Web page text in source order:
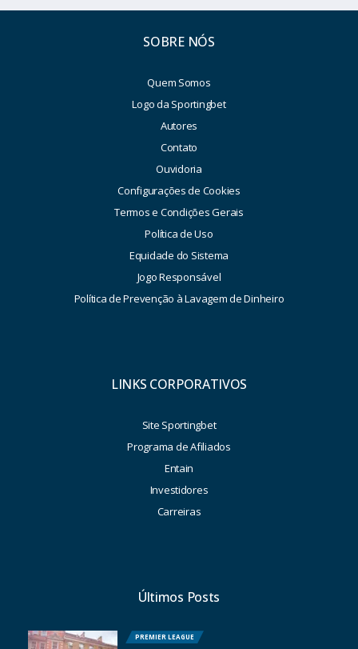
SOBRE NÓS
Quem Somos
Logo da Sportingbet
Autores
Contato
Ouvidoria
Configurações de Cookies
Termos e Condições Gerais
Política de Uso
Equidade do Sistema
Jogo Responsável
Política de Prevenção à Lavagem de Dinheiro
LINKS CORPORATIVOS
Site Sportingbet
Programa de Afiliados
Entain
Investidores
Carreiras
Últimos Posts
PREMIER LEAGUE